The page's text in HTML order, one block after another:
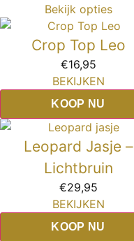
Bekijk opties
Crop Top Leo
€16,95
BEKIJKEN
KOOP NU
Leopard Jasje –
Lichtbruin
€29,95
BEKIJKEN
KOOP NU